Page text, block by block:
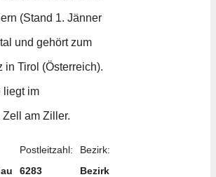
(Stand 1. Jänner
und gehört zum
in Tirol (Österreich).
liegt im
am Ziller.
Postleitzahl:
6283
Bezirk:
Bezirk